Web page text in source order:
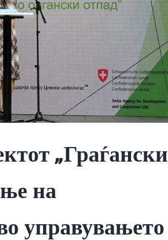
„Граѓански
на
управувањето